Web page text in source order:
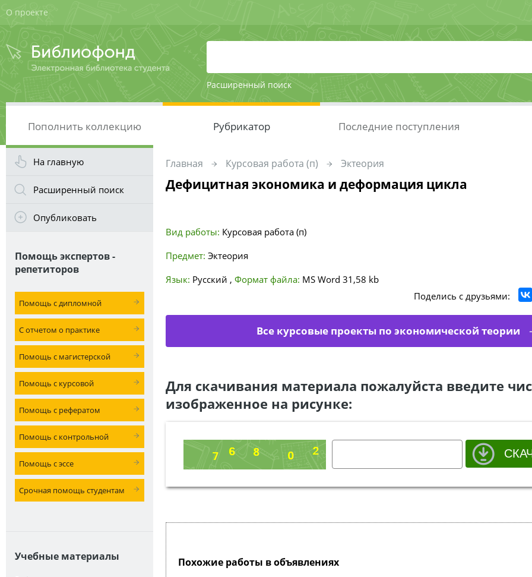
О проекте
Расширенный поиск
Пополнить коллекцию Рубрикатор Последние поступления
На главную
Расширенный поиск
Опубликовать
Помощь экспертов -
репетиторов
Помощь с дипломной
С отчетом о практике
Помощь с магистерской
Помощь с курсовой
Помощь с рефератом
Помощь с контрольной
Помощь с эссе
Срочная помощь студентам
Учебные материалы
Главная Курсовая работа (п) Эктеория
Дефицитная экономика и деформация цикла
Вид работы: Курсовая работа (п)
Предмет: Эктеория
Язык: Русский , Формат файла: MS Word 31,58 kb
Поделись с друзьями:
Все курсовые проекты по экономической теории
Для скачивания материала пожалуйста введите
изображенное на рисунке:
Похожие работы в объявлениях